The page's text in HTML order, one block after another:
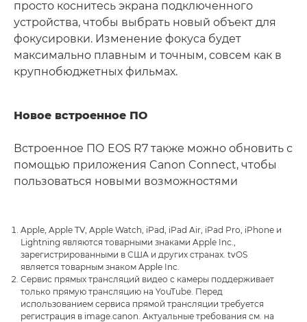
просто коснитесь экрана подключенного
устройства, чтобы выбрать новый объект для
фокусировки. Изменение фокуса будет
максимально плавным и точным, совсем как в
крупнобюджетных фильмах.
Новое встроенное ПО
Встроенное ПО EOS R7 также можно обновить с
помощью приложения Canon Connect, чтобы
пользоваться новыми возможностями
Apple, Apple TV, Apple Watch, iPad, iPad Air, iPad Pro, iPhone и
Lightning являются товарными знаками Apple Inc.,
зарегистрированными в США и других странах. tvOS
является товарным знаком Apple Inc.
Сервис прямых трансляций видео с камеры поддерживает
только прямую трансляцию на YouTube. Перед
использованием сервиса прямой трансляции требуется
регистрация в image.canon. Актуальные требования см. на